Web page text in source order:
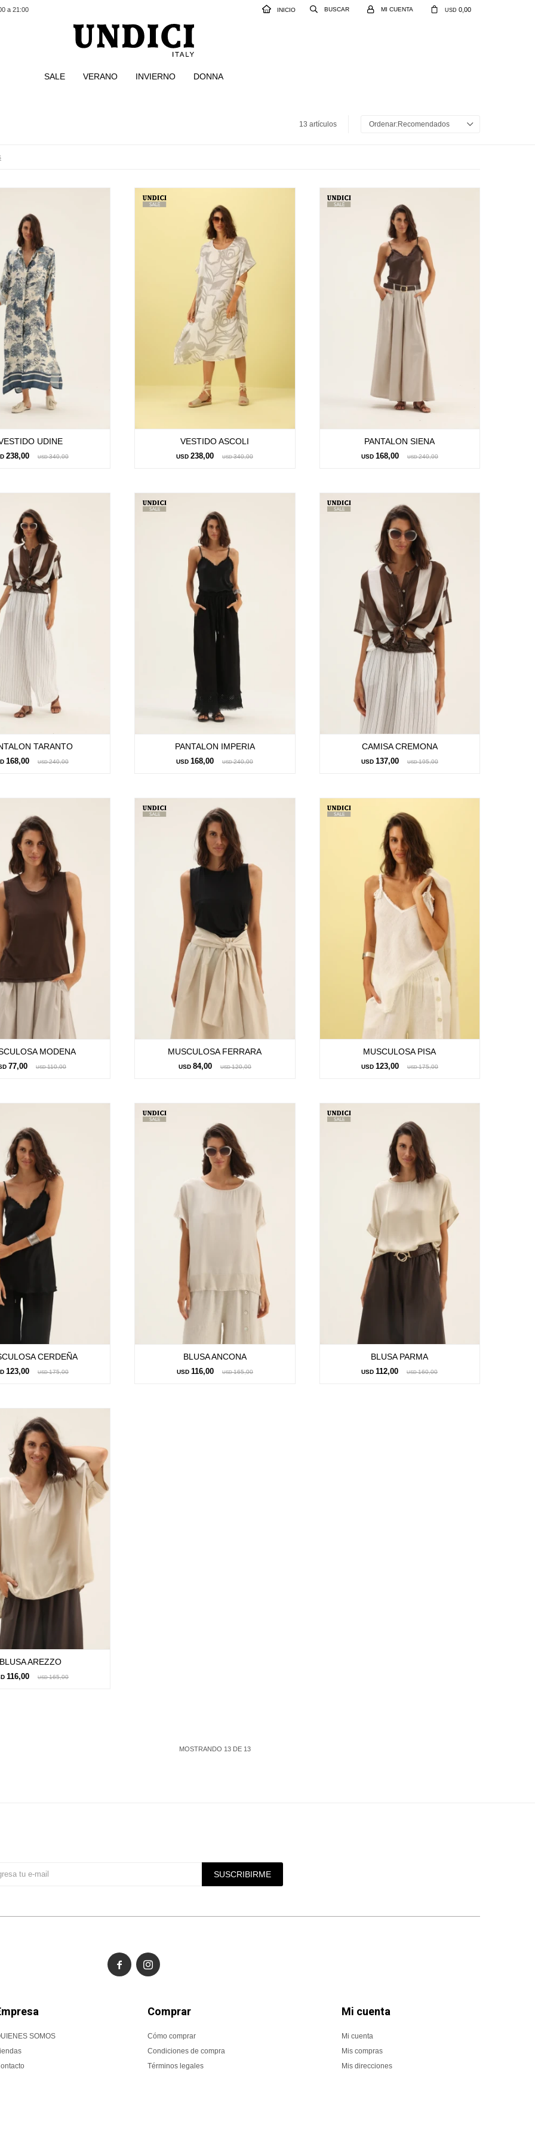
SALE VERANO INVIERNO DONNA
INICIO USD 0,00
a 21:00
13 artículos Recomendados
UDINE
238,00 USD 340,00
VESTIDO ASCOLI
USD 238,00 USD 340,00
PANTALON SIENA
USD 168,00 USD 240,00
TARANTO
168,00 USD 240,00
PANTALON IMPERIA
USD 168,00 USD 240,00
CAMISA CREMONA
USD 137,00 USD 195,00
MODENA
77,00 USD 110,00
MUSCULOSA FERRARA
USD 84,00 USD 120,00
MUSCULOSA PISA
USD 123,00 USD 175,00
CERDEÑA
123,00 USD 175,00
BLUSA ANCONA
USD 116,00 USD 165,00
BLUSA PARMA
USD 112,00 USD 160,00
AREZZO
116,00 USD 165,00
MOSTRANDO 13 DE 13
SOMOS
Comprar
Cómo comprar
Condiciones de compra
Términos legales
Mi cuenta
Mi cuenta
Mis compras
Mis direcciones
SUSCRIBIRME
 